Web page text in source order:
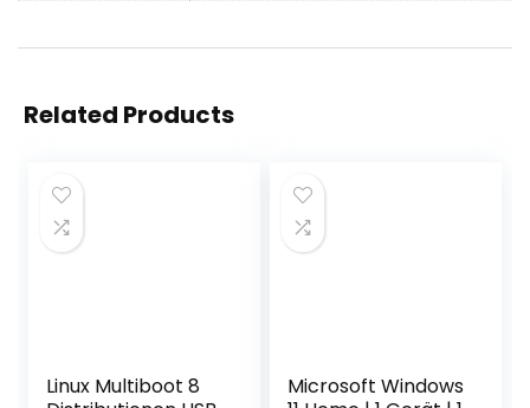
Related Products
Linux Multiboot 8
Microsoft Windows